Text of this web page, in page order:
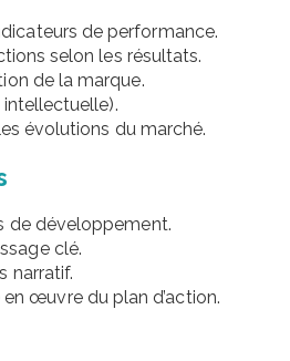
de performance.
selon les résultats.
de la marque.
évolutions du marché.
de développement.
clé.
narratif.
œuvre du plan d’action.